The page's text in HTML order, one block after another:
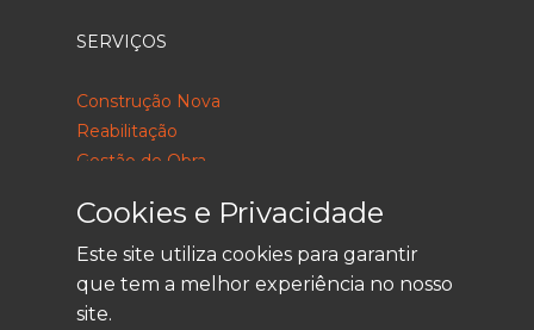
SERVIÇOS
Construção Nova
Reabilitação
Gestão de Obra
LEGAL
Cookies e Privacidade
Este site utiliza cookies para garantir
que tem a melhor experiência no nosso
site.